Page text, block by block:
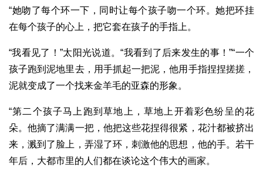
“她吻了每个环一下，同时让每个孩子吻一个环。她把环挂
在每个孩子的心上，把它套在孩子的手指上。
“我看见了！”太阳光说道。“我看到了后来发生的事！”“一个
孩子跑到泥地里去，用手抓起一把泥，他用手指捏捏搓搓，
泥就变成了一个找来金羊毛的亚森的形象。
“第二个孩子马上跑到草地上，草地上开着彩色纷呈的花
朵。他摘了满满一把，他把这些花捏得很紧，花汁都被挤出
来，溅到了脸上，弄湿了环，刺激他的思想，他的手。若干
年后，大都市里的人们都在谈论这个伟大的画家。